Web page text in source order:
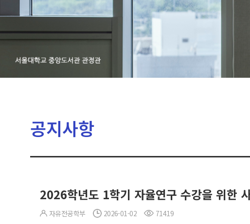
공지사항
2026학년도 1학기 자율연구 수강을 위한
자유전공학부 2026-01-02 71419